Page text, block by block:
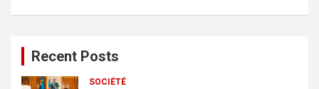
Recent Posts
SOCIÉTÉ